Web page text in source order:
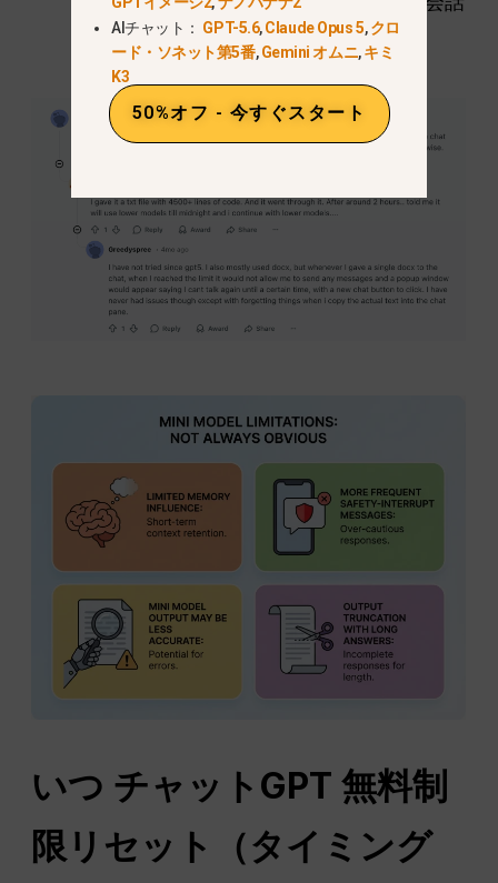
はミニモデルに切り替わります。.
いつ チャットGPT 無料制
限リセット（タイミング
AIチャット： GPT-5.6,Claude Opus 5,クロ
ード・ソネット第5番,Gemini オムニ,キミ
K3
50%オフ - 今すぐスタート